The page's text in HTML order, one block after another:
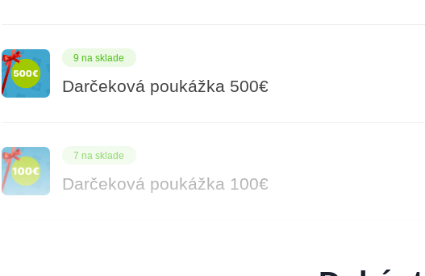
9 na sklade
Darčeková poukážka 500€
7 na sklade
Darčeková poukážka 100€